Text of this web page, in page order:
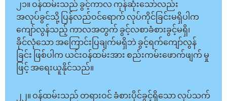
၂၁။ ဝန်ထမ်းသည် ခွင့်ကာလ ကုန်ဆုံးသော်လည်း
အလုပ်ခွင်သို့ ပြန်လည်ဝင်ရောက် လုပ်ကိုင်ခြင်းမရှိပါက
ကျော်လွန်သည့် ကာလအတွက် ခွင့်လစာခံစားခွင့်မရှိ၊
ခိုင်လုံသော အကြောင်းပြချက်မရှိဘဲ ခွင့်ရက်ကျော်လွန်
ခြင်း ဖြစ်ပါက ယင်းဝန်ထမ်းအား စည်းကမ်းဖောက်ဖျက် မှု
ဖြင့် အရေးယူနိုင်သည်။
၂၂။ ဝန်ထမ်းသည် တရားဝင် ခံစားပိုင်ခွင့်ရှိသော လုပ်သက်